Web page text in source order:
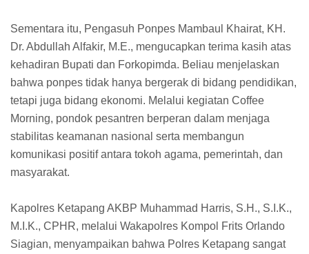
Sementara itu, Pengasuh Ponpes Mambaul Khairat, KH.
Dr. Abdullah Alfakir, M.E., mengucapkan terima kasih atas
kehadiran Bupati dan Forkopimda. Beliau menjelaskan
bahwa ponpes tidak hanya bergerak di bidang pendidikan,
tetapi juga bidang ekonomi. Melalui kegiatan Coffee
Morning, pondok pesantren berperan dalam menjaga
stabilitas keamanan nasional serta membangun
komunikasi positif antara tokoh agama, pemerintah, dan
masyarakat.
Kapolres Ketapang AKBP Muhammad Harris, S.H., S.I.K.,
M.I.K., CPHR, melalui Wakapolres Kompol Frits Orlando
Siagian, menyampaikan bahwa Polres Ketapang sangat